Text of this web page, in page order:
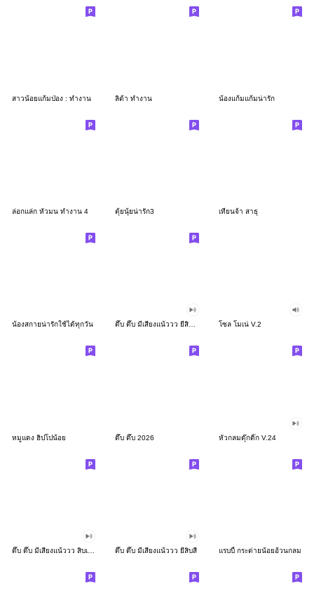
สาวน้อยแก้มป่อง : ทำงาน ลิต้า ทำงาน น้องแก้มแก้มน่ารัก
ล่อกแล่ก หัวมน ทำงาน 4 ตุ้ยนุ้ยน่ารัก3 เทียนจ้า สาธุ
น้องสกายน่ารักใช้ได้ทุกวัน ดึ๊บ ดึ๊บ มีเสียงแน้ววว ยี่สิบสอง โซล โมเน่ V.2
หมูแดง ฮิปโปน้อย ดึ๊บ ดึ๊บ 2026 หัวกลมดุ๊กดิ๊ก V.24
ดึ๊บ ดึ๊บ มีเสียงแน้ววว ยี่สิบสี่ แรบบี้ กระต่ายน้อยอ้วนกลม